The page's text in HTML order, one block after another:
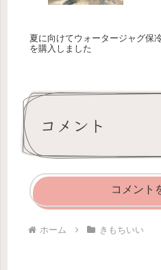
夏に向けてウォータージャグ保
を購入しました
コメント
コメント
ホーム きもちいい